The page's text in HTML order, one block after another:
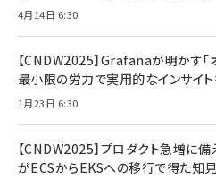
4月14日 6:30
【CNDW2025】Grafanaが明かす「
最小限の労力で実用的なインサイ
1月23日 6:30
【CNDW2025】プロダクト急増に
がECSからEKSへの移行で得た知